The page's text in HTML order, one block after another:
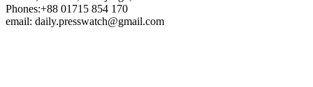
Phones:+88 01715 854 170
email: daily.presswatch@gmail.com